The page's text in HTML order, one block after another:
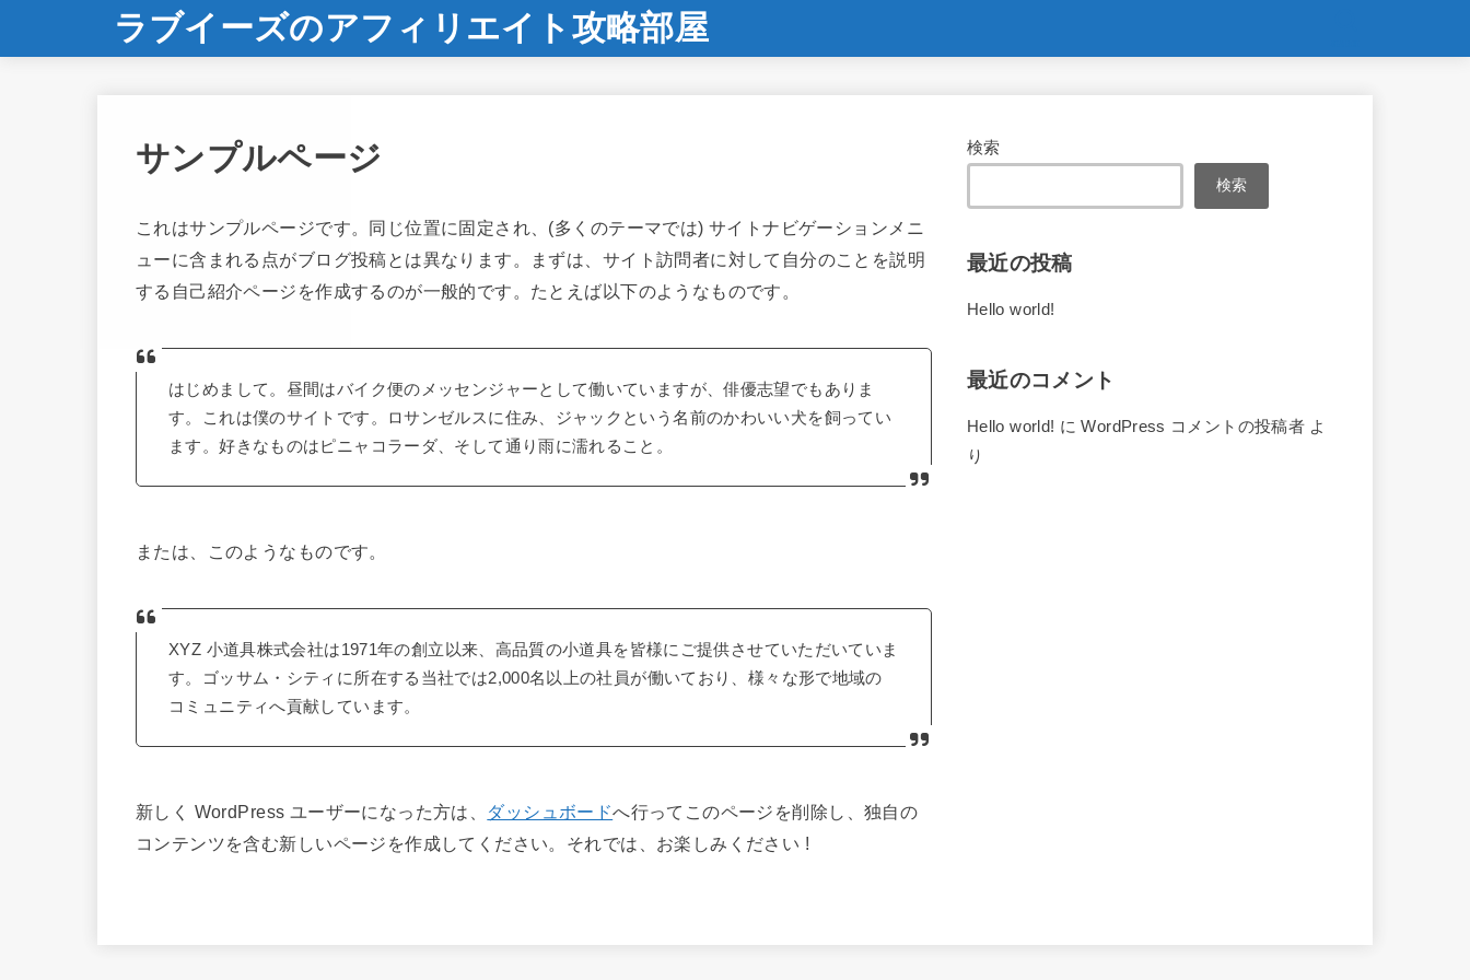
ラブイーズのアフィリエイト攻略部屋
サンプルページ
これはサンプルページです。同じ位置に固定され、(多くのテーマでは) サイトナビゲーションメニ
ューに含まれる点がブログ投稿とは異なります。まずは、サイト訪問者に対して自分のことを説明
する自己紹介ページを作成するのが一般的です。たとえば以下のようなものです。
はじめまして。昼間はバイク便のメッセンジャーとして働いていますが、俳優志望でもありま
す。これは僕のサイトです。ロサンゼルスに住み、ジャックという名前のかわいい犬を飼ってい
ます。好きなものはピニャコラーダ、そして通り雨に濡れること。
または、このようなものです。
XYZ 小道具株式会社は1971年の創立以来、高品質の小道具を皆様にご提供させていただいていま
す。ゴッサム・シティに所在する当社では2,000名以上の社員が働いており、様々な形で地域の
コミュニティへ貢献しています。
新しく WordPress ユーザーになった方は、 ダッシュボードへ行ってこのページを削除し、独自の
コンテンツを含む新しいページを作成してください。それでは、お楽しみください !
検索
検索
最近の投稿
Hello world!
最近のコメント
Hello world! にWordPress コメントの投稿者よ
り